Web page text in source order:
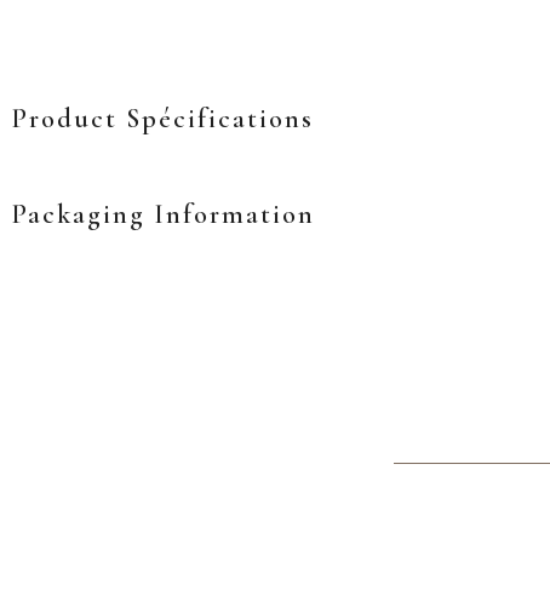
Product Spécifications
Packaging Information